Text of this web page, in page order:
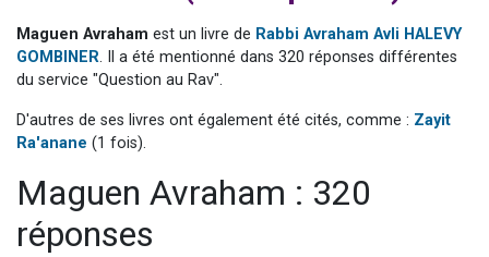
12 nouvelles musiques dans Torah-Box Music
2 personnes viennent de nous rejoindre sur WhatsApp
Maguen Avraham est un livre de Rabbi Avraham Avli HALEVY
GOMBINER. Il a été mentionné dans 320 réponses différentes
du service "Question au Rav".
D'autres de ses livres ont également été cités, comme : Zayit
Ra'anane (1 fois).
Maguen Avraham : 320
réponses